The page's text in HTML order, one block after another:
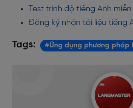
Test trình độ tiếng Anh
Đăng ký nhận tài liệu tiếng
Tags: #Ứng dụng phương pháp